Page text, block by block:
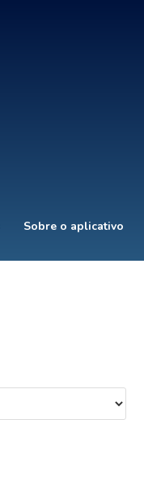
Sobre o aplicativo